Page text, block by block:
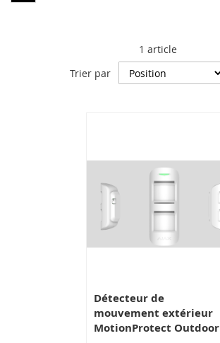
1 article
Trier par
Détecteur de
mouvement extérieur
MotionProtect Outdoor